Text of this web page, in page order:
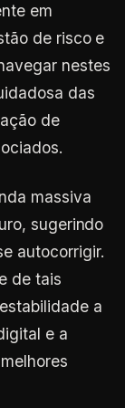
em
de risco e
nestes
das
de
massiva
sugerindo
autocorrigir.
de tais
a
e a